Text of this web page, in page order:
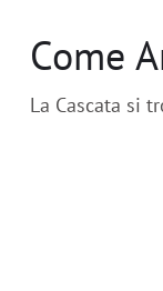
Come
La Cascata si